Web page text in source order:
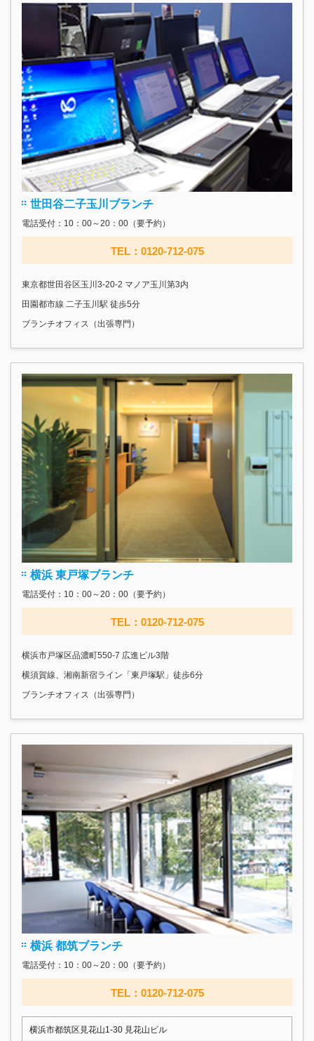
世田谷二子玉川ブランチ
電話受付：10：00～20：00（要予約）
TEL：0120-712-075
東京都世田谷区玉川3-20-2 マノア玉川第3内
田園都市線 二子玉川駅 徒歩5分
ブランチオフィス（出張専門）
横浜 東戸塚ブランチ
電話受付：10：00～20：00（要予約）
TEL：0120-712-075
横浜市戸塚区品濃町550-7 広進ビル3階
横須賀線、湘南新宿ライン「東戸塚駅」徒歩6分
ブランチオフィス（出張専門）
横浜 都筑ブランチ
電話受付：10：00～20：00（要予約）
TEL：0120-712-075
横浜市都筑区見花山1-30 見花山ビル